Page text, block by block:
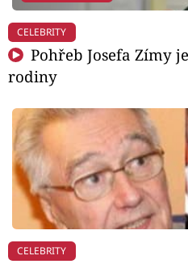
CELEBRITY
Pohřeb Josefa Zímy
rodiny
CELEBRITY